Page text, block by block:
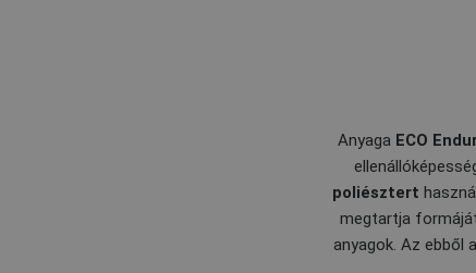
Anyaga ECO
poliésztert
megtartja
anyagok. Az ebből